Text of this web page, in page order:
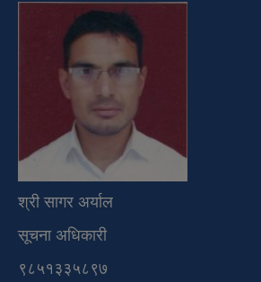
श्री सागर अर्याल
सूचना अधिकारी
९८५१३३५८९७